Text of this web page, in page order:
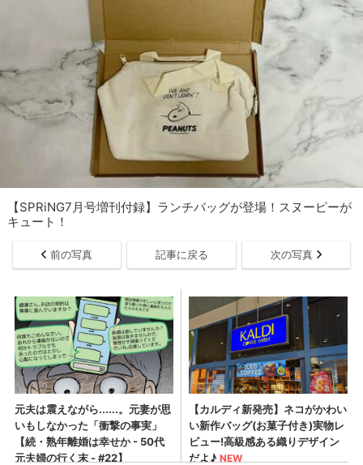
【SPRiNG7月号増刊付録】ランチバッグが登場！スヌーピーが
キュート！
前の写真 記事に戻る 次の写真